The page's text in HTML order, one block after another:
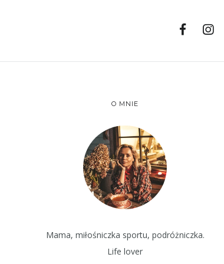
O MNIE
Mama, miłośniczka sportu, podróżniczka.
Life lover